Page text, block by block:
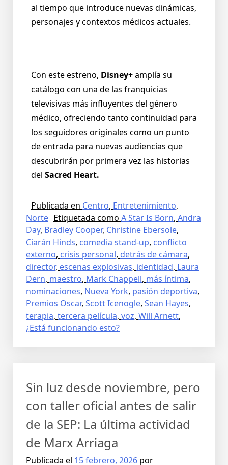
al tiempo que introduce nuevas dinámicas,
personajes y contextos médicos actuales.
Con este estreno, Disney+amplía su
catálogo con una de las franquicias
televisivas más influyentes del género
médico, ofreciendo tanto continuidad para
los seguidores originales como un punto
de entrada para nuevas audiencias que
descubrirán por primera vez las historias
del Sacred Heart.
Publicada en Centro, Entretenimiento,
Norte Etiquetada como A Star Is Born, Andra
Day, Bradley Cooper, Christine Ebersole,
Ciarán Hinds, comedia stand-up, conflicto
externo, crisis personal, detrás de cámara,
director, escenas explosivas, identidad, Laura
Dern, maestro, Mark Chappell, más íntima,
nominaciones, Nueva York, pasión deportiva,
Premios Oscar, Scott Icenogle, Sean Hayes,
terapia, tercera película, voz, Will Arnett,
¿Está funcionando esto?
Sin luz desde noviembre, pero
con taller oficial antes de salir
de la SEP: La última actividad
de Marx Arriaga
Publicada el 15 febrero, 2026 por